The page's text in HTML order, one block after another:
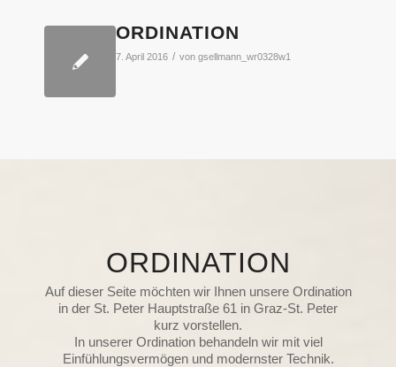
ORDINATION
7. April 2016 / von gsellmann_wr0328w1
ORDINATION
Auf dieser Seite möchten wir Ihnen unsere Ordination
in der St. Peter Hauptstraße 61 in Graz-St. Peter
kurz vorstellen.
In unserer Ordination behandeln wir mit viel
Einfühlungsvermögen und modernster Technik.